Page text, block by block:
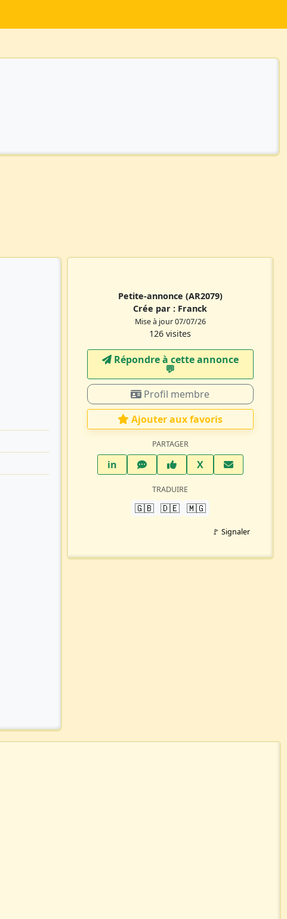
Petite-annonce (AR2079)
Crée par : Franck
Mise à jour 07/07/26
126 visites
Répondre à cette annonce
💬​
Profil membre
Ajouter aux favoris
PARTAGER
inLinkedInWhatsAppFacebook
XTwitter X
TRADUIRE
🇬🇧 🇩🇪 🇲🇬
🚩 Signaler